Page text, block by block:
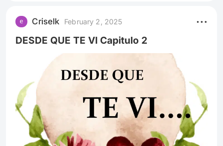
eventos más importantes de su tiempo, un
crucero en el barco más costoso y elegante del
mundo, en primera clase y con to
Criselk February 2, 2025
DESDE QUE TE VI Capitulo 2